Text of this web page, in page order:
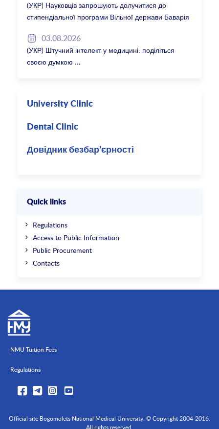
(УКР) Науковців запрошують долучитися до
стипендіальної програми Вільної держави Баварія
03.08.2026
(УКР) Штучний інтелект у медицині: поділіться
своєю думкою
University Clinic
Dental Clinic
Довідник безбар’єрності
Quick links
Regulations
Access to Public Information
Public Procurement
Contacts
NMU Tuition Fees
Regulations
Official site Bogomolets National Medical University. © Copyright 2004-2016.
All rights reserved.